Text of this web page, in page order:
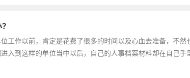
工作以前，肯定是花费了很多的时间以及心血去准备，不然
入到这样的单位当中以后，自己的人事档案材料却在自己手